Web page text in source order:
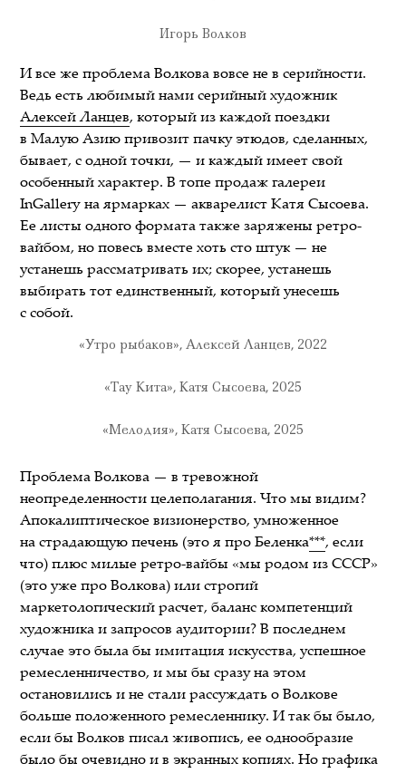
Игорь Волков
И все же проблема Волкова вовсе не в серийности.
Ведь есть любимый нами серийный художник
Алексей Ланцев, который из каждой поездки
в Малую Азию привозит пачку этюдов, сделанных,
бывает, с одной точки, — и каждый имеет свой
особенный характер. В топе продаж галереи
InGallery на ярмарках — акварелист Катя Сысоева.
Ее листы одного формата также заряжены ретро-
вайбом, но повесь вместе хоть сто штук — не
устанешь рассматривать их; скорее, устанешь
выбирать тот единственный, который унесешь
с собой.
«Утро рыбаков», Алексей Ланцев, 2022
«Тау Кита», Катя Сысоева, 2025
«Мелодия», Катя Сысоева, 2025
Проблема Волкова — в тревожной
неопределенности целеполагания. Что мы видим?
Апокалиптическое визионерство, умноженное
на страдающую печень (это я про Беленка***, если
что) плюс милые ретро-вайбы «мы родом из СССР»
(это уже про Волкова) или строгий
маркетологический расчет, баланс компетенций
художника и запросов аудитории? В последнем
случае это была бы имитация искусства, успешное
ремесленничество, и мы бы сразу на этом
остановились и не стали рассуждать о Волкове
больше положенного ремесленнику. И так бы было,
если бы Волков писал живопись, ее однообразие
было бы очевидно и в экранных копиях. Но графика